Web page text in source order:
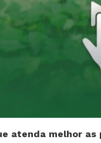
atenda melhor as